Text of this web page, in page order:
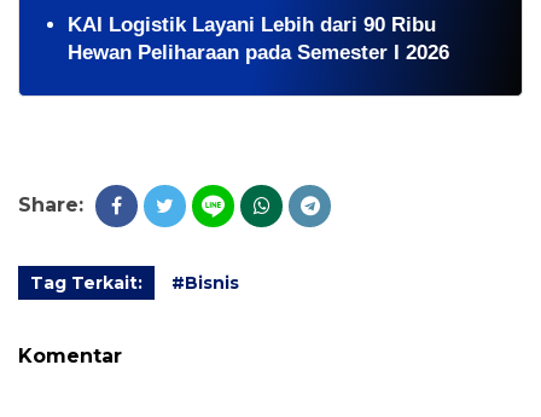
KAI Logistik Layani Lebih dari 90 Ribu
Hewan Peliharaan pada Semester I 2026
Share:
Tag Terkait: #Bisnis
Komentar